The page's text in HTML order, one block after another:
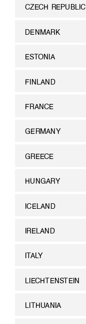
CZECH REPUBLIC
DENMARK
ESTONIA
FINLAND
FRANCE
GERMANY
GREECE
HUNGARY
ICELAND
IRELAND
ITALY
LIECHTENSTEIN
LITHUANIA